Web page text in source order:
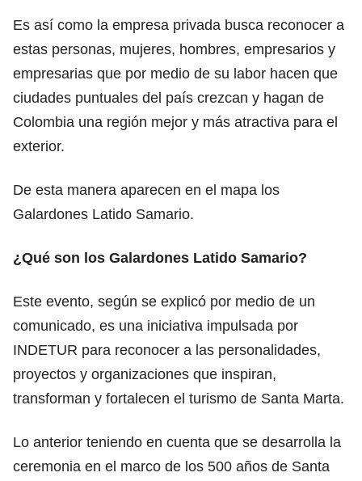
Es así como la empresa privada busca reconocer a
estas personas, mujeres, hombres, empresarios y
empresarias que por medio de su labor hacen que
ciudades puntuales del país crezcan y hagan de
Colombia una región mejor y más atractiva para el
exterior.
De esta manera aparecen en el mapa los
Galardones Latido Samario.
¿Qué son los Galardones Latido Samario?
Este evento, según se explicó por medio de un
comunicado, es una iniciativa impulsada por
INDETUR para reconocer a las personalidades,
proyectos y organizaciones que inspiran,
transforman y fortalecen el turismo de Santa Marta.
Lo anterior teniendo en cuenta que se desarrolla la
ceremonia en el marco de los 500 años de Santa